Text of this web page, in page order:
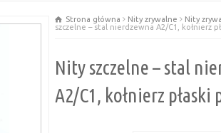
Strona główna Nity zrywalne Nity
szczelne – stal nierdzewna A2/C1, kołnierz
Nity szczelne – stal
A2/C1, kołnierz płaski